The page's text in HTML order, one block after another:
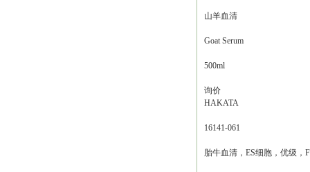
山羊血清
Goat Serum
500ml
询价
HAKATA
16141-061
胎牛血清，ES细胞，优级，